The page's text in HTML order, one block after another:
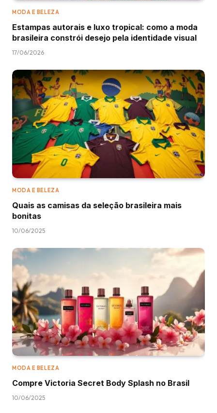
MODA E BELEZA
Estampas autorais e luxo tropical: como a moda
brasileira constrói desejo pela identidade visual
17/06/2026
MODA E BELEZA
Quais as camisas da seleção brasileira mais
bonitas
10/06/2025
MODA E BELEZA
Compre Victoria Secret Body Splash no Brasil
10/06/2025